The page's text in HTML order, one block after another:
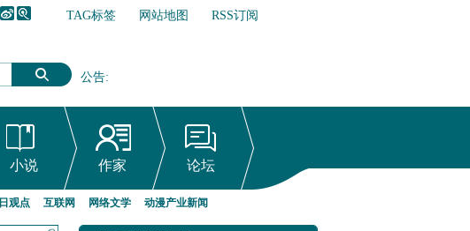
TAG标签 网站地图
RSS订阅
公告:
网络文学行业自律倡议书
小说 作家 论坛
观点 互联网 网络文学 动漫产业新闻